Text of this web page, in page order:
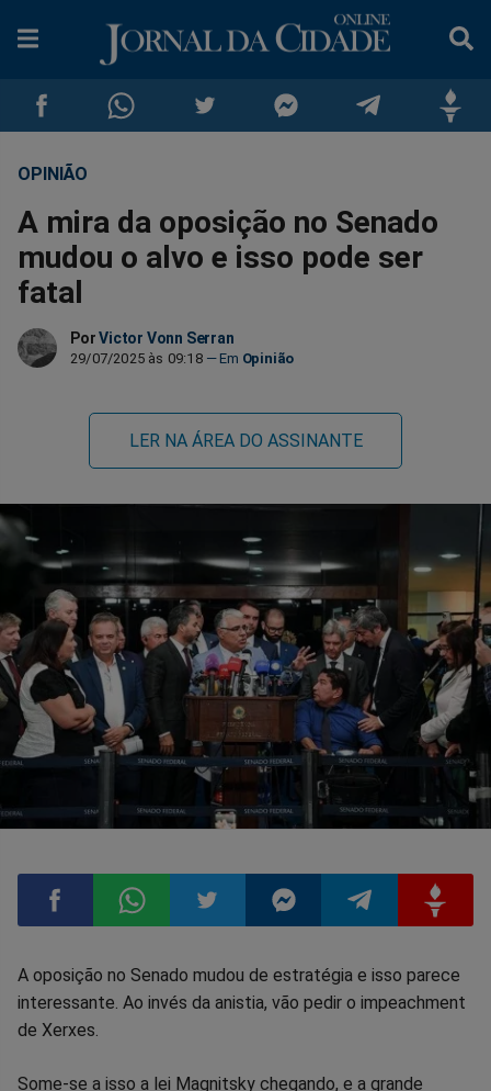
Compartilhar
no
Facebook
Compartilhar
no
no
no
no
no
OPINIÃO
A mira da oposição no Senado
mudou o alvo e isso pode ser
fatal
Por Victor Vonn Serran
29/07/2025 às 09:18 Opinião
LER NA ÁREA DO ASSINANTE
Compartilhar
no
Facebook
Compartilhar
Whatsapp
Compartilhar
Twitter
Compartilhar
Messenger
Compartilhar
TelegramGettr
A oposição no Senado mudou de estratégia e isso parece
interessante. Ao invés da anistia, vão pedir o impeachment
de Xerxes.
Some-se a isso a lei Magnitsky chegando, e a grande